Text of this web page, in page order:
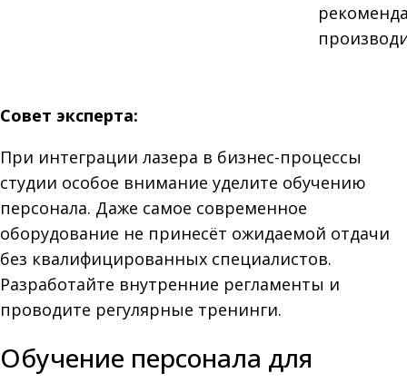
Совет эксперта:
При интеграции лазера в бизнес-процессы
студии особое внимание уделите обучению
персонала. Даже самое современное
оборудование не принесёт ожидаемой отдачи
без квалифицированных специалистов.
Разработайте внутренние регламенты и
проводите регулярные тренинги.
Обучение персонала для